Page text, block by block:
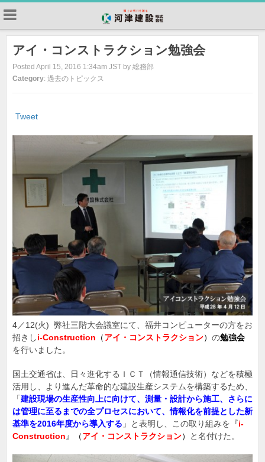
アイ・コンストラクション勉強会
Posted April 15, 2016 1:34am JST by 総務部
Category: 過去のトピックス
Tweet
4／12(火) 弊社三階大会議室にて、福井コンピューターの方をお
招きしi-Construction （アイ・コンストラクション） の勉強会
を行いました。
国土交通省は、日々進化するＩＣＴ（情報通信技術）などを積極
活用し、より進んだ革命的な建設生産システムを構築するため、
「建設現場の生産性向上に向けて、測量・設計から施工、さらに
は管理に至るまでの全プロセスにおいて、情報化を前提とした新
基準を2016年度から導入する 」と表明し、この取り組みを 『i‐
Construction 』（アイ・コンストラクション） と名付けた。